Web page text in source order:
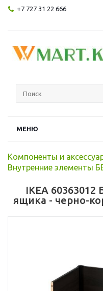
+7 727 31 22 666
МЕНЮ
Компоненты и
Внутренние элементы
IKEA 60363012
ящика - черно-